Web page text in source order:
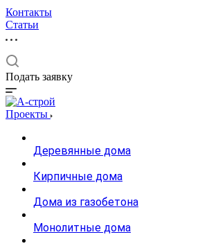
Контакты
Статьи
Подать заявку
Проекты
Деревянные дома
Кирпичные дома
Дома из газобетона
Монолитные дома